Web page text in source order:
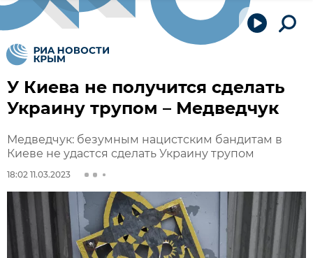
У Киева не получится сделать
Украину трупом – Медведчук
Медведчук: безумным нацистским бандитам в
Киеве не удастся сделать Украину трупом
18:02 11.03.2023